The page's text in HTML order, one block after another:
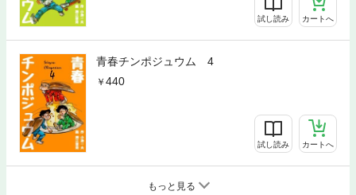
試し読み カートへ
青春チンポジュウム 4
440
試し読み カートへ
もっと見る